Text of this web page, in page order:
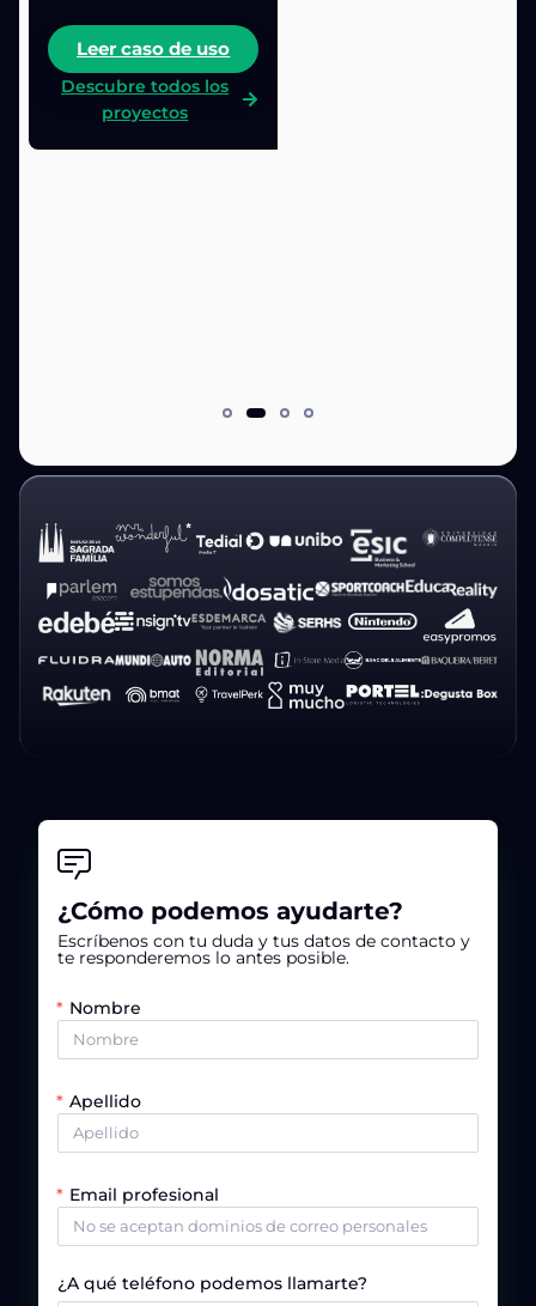
Leer caso de uso
Descubre todos los
proyectos
¿Cómo podemos ayudarte?
Escríbenos con tu duda y tus datos de contacto y
te responderemos lo antes posible.
Nombre
Apellido
Email profesional
¿A qué teléfono podemos llamarte?